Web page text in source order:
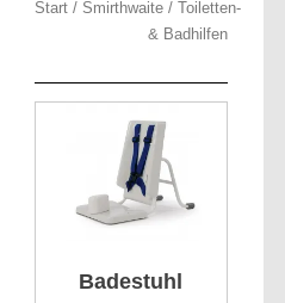
Start/ Smirthwaite/ Toiletten-
& Badhilfen
Badestuhl